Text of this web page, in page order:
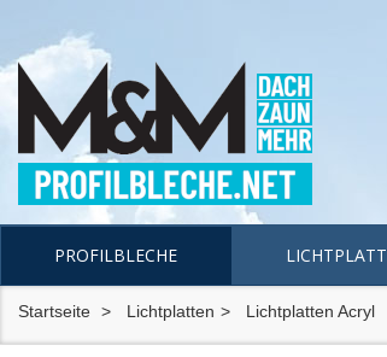
PROFILBLECHE
Startseite Lichtplatten Lichtplatten Acryl